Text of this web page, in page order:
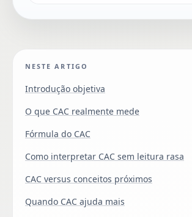
NESTE ARTIGO
Introdução objetiva
O que CAC realmente mede
Fórmula do CAC
Como interpretar CAC sem leitura rasa
CAC versus conceitos próximos
Quando CAC ajuda mais